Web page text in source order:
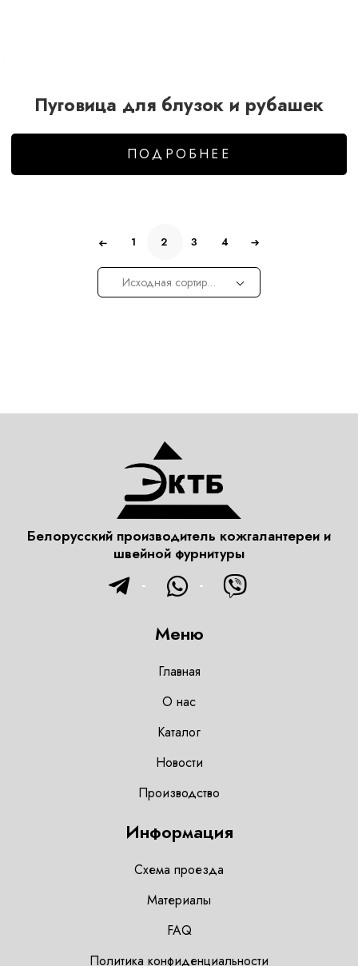
Пуговица для блузок и рубашек
ПОДРОБНЕЕ
1 2 3 4
Исходная сортировка
Белорусский производитель кожгалантереи и
швейной фурнитуры
Меню
Главная
О нас
Каталог
Новости
Производство
Информация
Схема проезда
Материалы
FAQ
Политика конфиденциальности